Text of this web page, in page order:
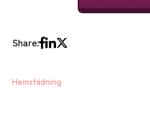
Share:
Hemstädning